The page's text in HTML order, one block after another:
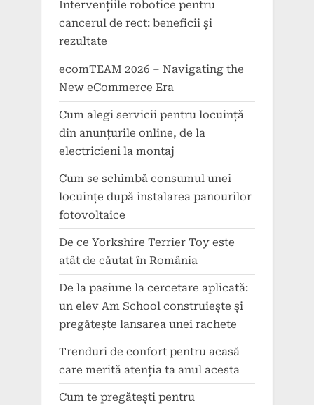
Intervențiile robotice pentru
cancerul de rect: beneficii și
rezultate
ecomTEAM 2026 – Navigating the
New eCommerce Era
Cum alegi servicii pentru locuință
din anunțurile online, de la
electricieni la montaj
Cum se schimbă consumul unei
locuințe după instalarea panourilor
fotovoltaice
De ce Yorkshire Terrier Toy este
atât de căutat în România
De la pasiune la cercetare aplicată:
un elev Am School construiește și
pregătește lansarea unei rachete
Trenduri de confort pentru acasă
care merită atenția ta anul acesta
Cum te pregătești pentru